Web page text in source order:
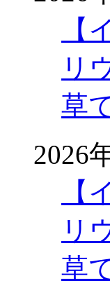
【
リ
草
2026
【
リ
草